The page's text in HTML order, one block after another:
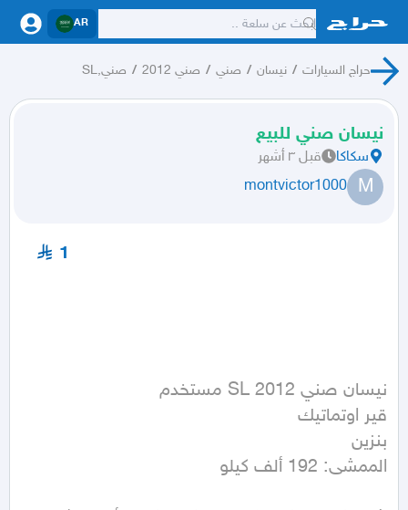
AR
حراج السيارات / نيسان / صني / صني 2012 / صني,SL
نيسان صني للبيع
سكاكا قبل ٣ أشهر
M
montvictor1000
1
الممشى: 192 ألف كيلو